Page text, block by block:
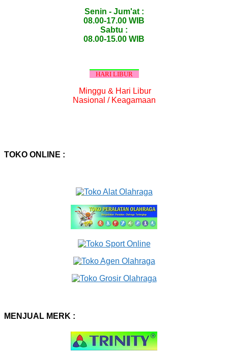
Senin - Jum'at :
08.00-17.00 WIB
Sabtu :
08.00-15.00 WIB
HARI LIBUR
Minggu & Hari Libur
Nasional / Keagamaan
TOKO ONLINE :
MENJUAL MERK :